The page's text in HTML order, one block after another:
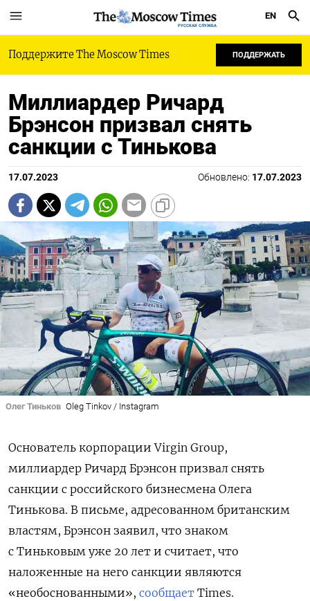
РУССКАЯ СЛУЖБА
EN
Поддержите The Moscow Times ПОДДЕРЖАТЬ
Миллиардер Ричард
Брэнсон призвал снять
санкции с Тинькова
17.07.2023 Обновлено: 17.07.2023
Олег Тиньков Oleg Tinkov / Instagram
Основатель корпорации Virgin Group,
миллиардер Ричард Брэнсон призвал снять
санкции с российского бизнесмена Олега
Тинькова. В письме, адресованном британским
властям, Брэнсон заявил, что знаком
с Тиньковым уже 20 лет и считает, что
наложенные на него санкции являются
«необоснованными», сообщает Times.